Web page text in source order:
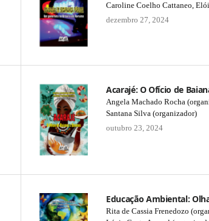
Caroline Coelho Cattaneo,
dezembro 27, 2024
Acarajé: O Ofício de
Angela Machado Rocha
Santana Silva (organizador)
outubro 23, 2024
Educação Ambiental:
Rita de Cassia Frenedozo